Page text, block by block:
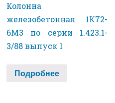
Колонна
железобетонная 1К72-
6М3 по серии 1.423.1-
3/88 выпуск 1
Подробнее